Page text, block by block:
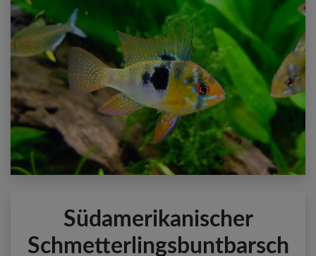
Südamerikanischer
Schmetterlingsbuntbarsch